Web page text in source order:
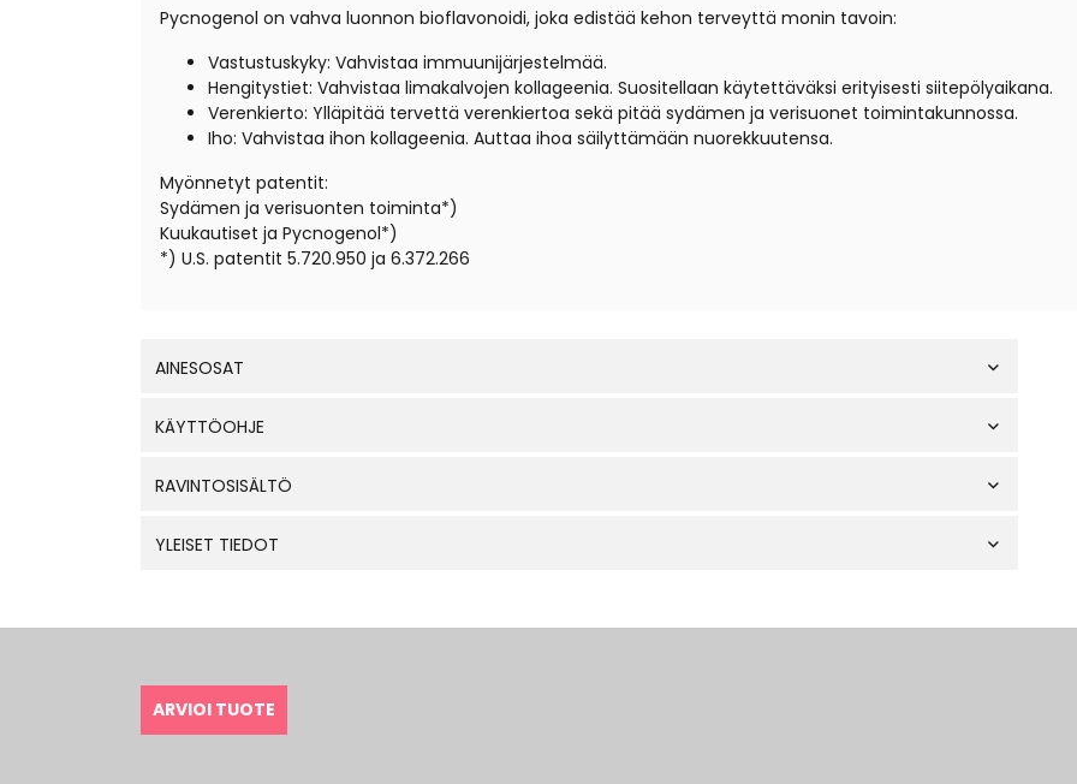
Pycnogenol on vahva luonnon bioflavonoidi, joka edistää kehon terveyttä monin tavoin:
Vastustuskyky: Vahvistaa immuunijärjestelmää.
Hengitystiet: Vahvistaa limakalvojen kollageenia. Suositellaan käytettäväksi erityisesti siitepölyaikana.
Verenkierto: Ylläpitää tervettä verenkiertoa sekä pitää sydämen ja verisuonet toimintakunnossa.
Iho: Vahvistaa ihon kollageenia. Auttaa ihoa säilyttämään nuorekkuutensa.
Myönnetyt patentit:
Sydämen ja verisuonten toiminta*)
Kuukautiset ja Pycnogenol*)
*) U.S. patentit 5.720.950 ja 6.372.266
AINESOSAT
KÄYTTÖOHJE
RAVINTOSISÄLTÖ
YLEISET TIEDOT
ARVIOI TUOTE